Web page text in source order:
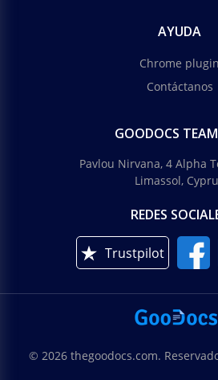
AYUDA
Chrome plugin
Contáctanos
GOODOCS
Pavlou Nirvana, 4 Alpha
Limassol,
REDES
Trustpilot
© 2026 thegoodocs.com.